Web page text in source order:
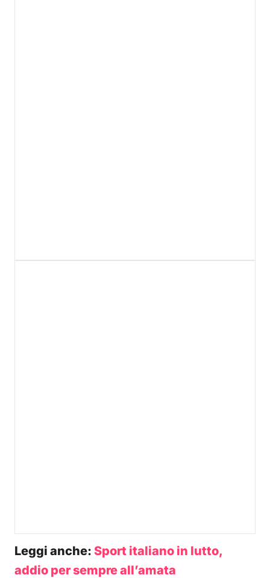
Leggi anche: Sport italiano in lutto,
addio per sempre all’amata